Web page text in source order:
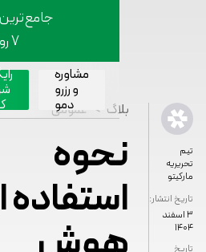
جامع‌ترین
دمو
رایگان
کنید بلاگ عمومی
نحوه
استفاده از